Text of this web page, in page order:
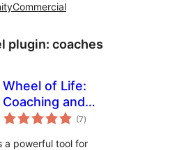
Commercial
plugin: coaches
Wheel of Life:
Coaching and
Assessment Tool
(7valoraciones
en
)
a powerful tool for